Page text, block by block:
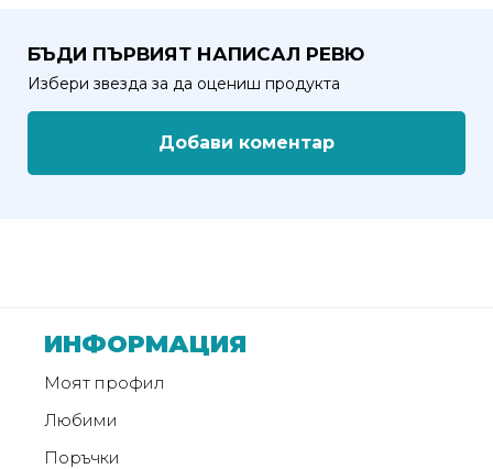
Дизайн
от
Weberest
БЪДИ ПЪРВИЯТ НАПИСАЛ РЕВЮ
Избери звезда за да оцениш продукта
Добави коментар
ИНФОРМАЦИЯ
Моят профил
Любими
Поръчки